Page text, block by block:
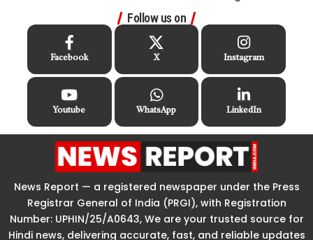
Follow us on
Facebook X Instagram
Youtube WhatsApp LinkedIn
News Report — a registered newspaper under the Press
Registrar General of India (PRGI), with Registration
Number: UPHIN/25/A0643, We are your trusted source for
Hindi news, delivering accurate, fast, and reliable updates